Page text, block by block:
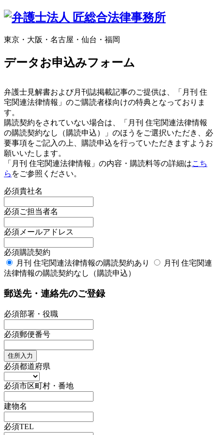
東京・大阪・名古屋・仙台・福岡
データお申込みフォーム
弁護士見解書および月刊誌掲載記事のご提供は、「月刊 住
宅関連法律情報」のご購読者様向けの特典となっておりま
す。
購読契約をされていない場合は、「月刊 住宅関連法律情報
の購読契約なし（購読申込）」のほうをご選択いただき、必
要事項をご記入の上、購読申込を行っていただきますようお
願いいたします。
「月刊 住宅関連法律情報」の内容・購読料等の詳細はこち
ら をご参照ください。
必須貴社名
必須ご担当者名
必須 メールアドレス
必須購読契約
月刊 住宅関連法律情報の購読契約あり
月刊 住宅関連
法律情報の購読契約なし（購読申込）
郵送先・連絡先のご登録
必須部署・役職
必須郵便番号
住所入力
必須都道府県
必須市区町村・番地
建物名
必須TEL